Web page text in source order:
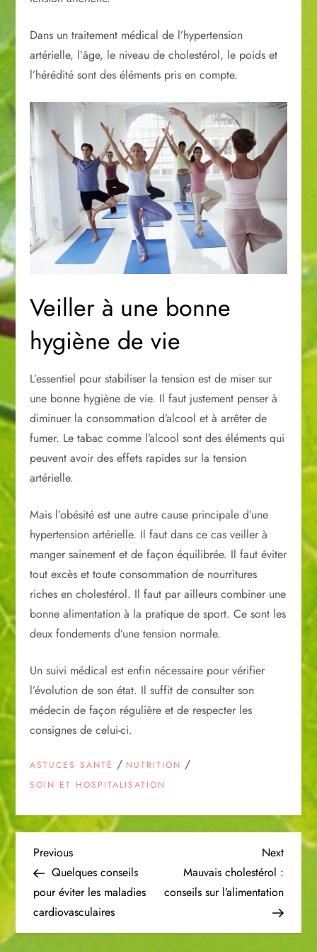
Dans un traitement médical de l’hypertension
artérielle, l’âge, le niveau de cholestérol, le poids et
l’hérédité sont des éléments pris en compte.
Veiller à une bonne
hygiène de vie
L’essentiel pour stabiliser la tension est de miser sur
une bonne hygiène de vie. Il faut justement penser à
diminuer la consommation d’alcool et à arrêter de
fumer. Le tabac comme l’alcool sont des éléments qui
peuvent avoir des effets rapides sur la tension
artérielle.
Mais l’obésité est une autre cause principale d’une
hypertension artérielle. Il faut dans ce cas veiller à
manger sainement et de façon équilibrée. Il faut éviter
tout excès et toute consommation de nourritures
riches en cholestérol. Il faut par ailleurs combiner une
bonne alimentation à la pratique de sport. Ce sont les
deux fondements d’une tension normale.
Un suivi médical est enfin nécessaire pour vérifier
l’évolution de son état. Il suffit de consulter son
médecin de façon régulière et de respecter les
consignes de celui-ci.
ASTUCES SANTÉ / NUTRITION /
SOIN ET HOSPITALISATION
N
a
v
Previous
Post
Previous
Quelques conseils
pour éviter les maladies
cardiovasculaires
Next
Post
Next
Mauvais cholestérol :
conseils sur l’alimentation